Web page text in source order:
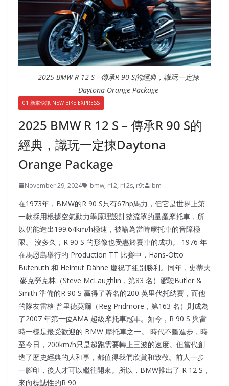
2025 BMW R 12 S - 傳承R 90 S的經典，識玩一定揀
Daytona Orange Package
01 新車快訊 NEW BIKE EXPRESS
2025 BMW R 12 S – 傳承R 90 S的
經典，識玩一定揀Daytona
Orange Package
November 29, 2024 bmw, r12, r12s, r9t ibm
在1973年，BMW的R 90 S只有67hp馬力，但它是世界上第
一款採用根據空氣動力學原理設計整流罩的量產摩托車，所
以仍能造出199.64km/h極速，被喻為當時摩托車的音障極
限。 沒多久，R 90 S 的形像也受惠於賽車的成功。 1976 年
在馬恩島舉行的 Production TT 比賽中，Hans-Otto
Butenuth 和 Helmut Dähne 慶祝了組別勝利。同年，史蒂夫
·麥克勞克林（Steve McLaughlin，第83 名）駕駛Butler &
Smith 準備的R 90 S 贏得了著名的200 英里代托納賽，而他
的隊友雷格·普里德莫爾（Reg Pridmore，第163 名）則成為
了2007 年第一位AMA 超級摩托車冠軍。如今，R 90 S 與當
時一樣是最受歡迎的 BMW 摩托車之一。 時代不斷進步，時
至今日，200km/h只是超跑需要轉上三波的速度。但當代創
造了歷史經典的人和事，都值得我們欣賞和致敬。前人一步
一腳印，後人才可以繼往開來。所以，BMW推出了 R 12 S，
來向標誌性的R 90